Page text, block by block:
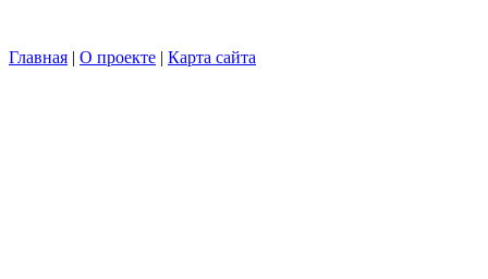
Главная | О проекте | Карта сайта